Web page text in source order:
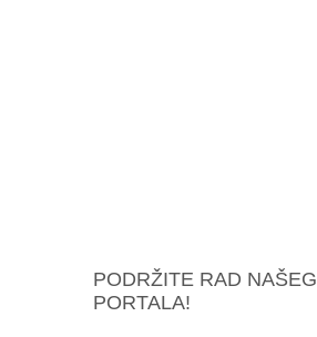
PODRŽITE RAD NAŠEG
PORTALA!